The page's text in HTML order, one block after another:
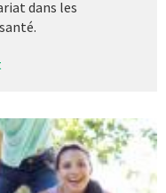
dans les